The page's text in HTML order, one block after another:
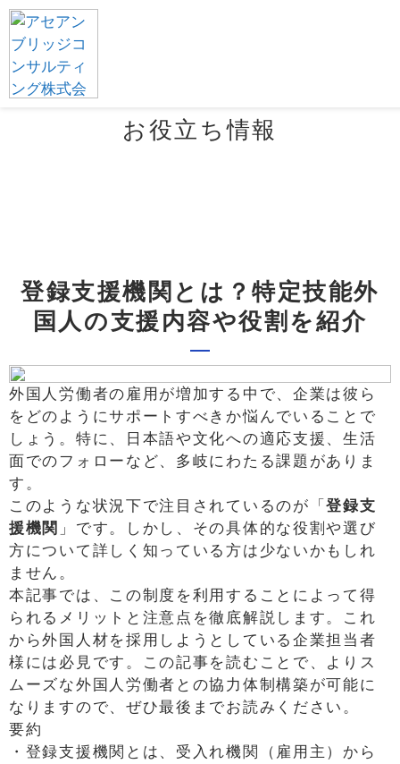
お役立ち情報
登録支援機関とは？特定技能外
国人の支援内容や役割を紹介
外国人労働者の雇用が増加する中で、企業は彼ら
をどのようにサポートすべきか悩んでいることで
しょう。特に、日本語や文化への適応支援、生活
面でのフォローなど、多岐にわたる課題がありま
す。
このような状況下で注目されているのが「登録支
援機関 」です。しかし、その具体的な役割や選び
方について詳しく知っている方は少ないかもしれ
ません。
本記事では、この制度を利用することによって得
られるメリットと注意点を徹底解説します。これ
から外国人材を採用しようとしている企業担当者
様には必見です。この記事を読むことで、よりス
ムーズな外国人労働者との協力体制構築が可能に
なりますので、ぜひ最後までお読みください。
要約
・登録支援機関とは、受入れ機関（雇用主）から